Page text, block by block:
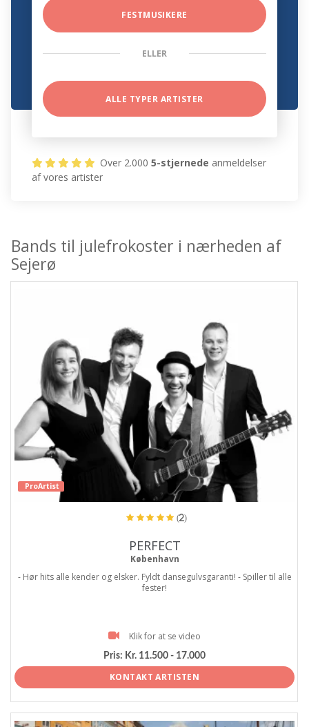
FESTMUSIKERE
ELLER
ALLE TYPER ARTISTER
Over 2.0005-stjernede anmeldelser
af vores artister
Bands til julefrokoster i nærheden af
Sejerø
ProArtist
(2)
PERFECT
København
- Hør hits alle kender og elsker. Fyldt dansegulvsgaranti! - Spiller til alle
fester!
Klik for at se video
Pris: Kr. 11.500 - 17.000
KONTAKT ARTISTEN